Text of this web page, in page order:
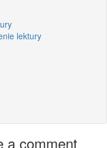
lektury
a comment